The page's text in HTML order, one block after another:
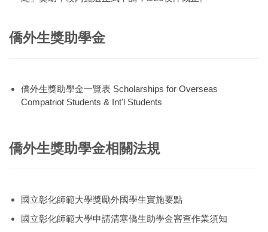
僑外生獎助學金
僑外生獎助學金一覽表 Scholarships for Overseas
Compatriot Students & Int'l Students
僑外生獎助學金相關法規
國立彰化師範大學獎勵外國學生實施要點
國立彰化師範大學申請清寒僑生助學金審查作業須知